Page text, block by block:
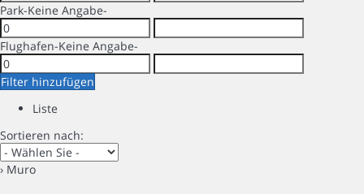
Park-Keine Angabe-
Flughafen-Keine Angabe-
Filter hinzufügen
Liste
Sortieren nach:
› Muro